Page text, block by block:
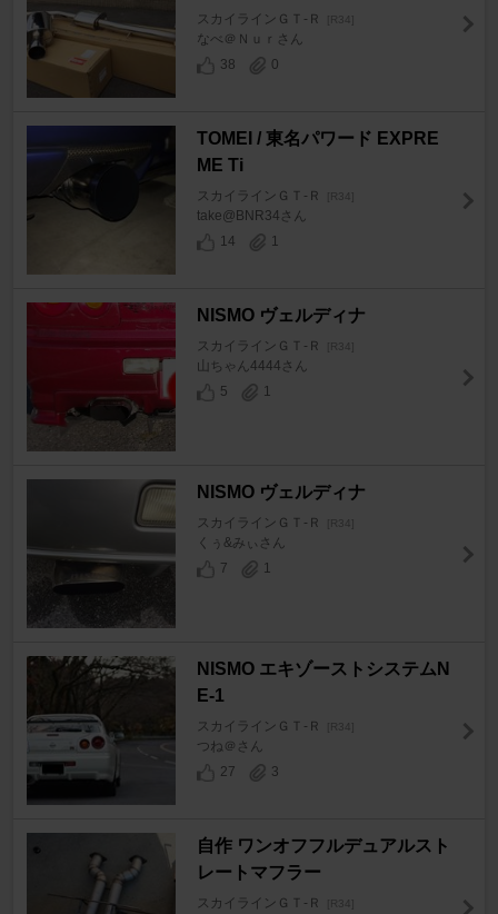
スカイラインＧＴ‐Ｒ [R34]
なべ＠Ｎｕｒさん
38
0
TOMEI / 東名パワード EXPRE
ME Ti
スカイラインＧＴ‐Ｒ [R34]
take@BNR34さん
14
1
NISMO ヴェルディナ
スカイラインＧＴ‐Ｒ [R34]
山ちゃん4444さん
5
1
NISMO ヴェルディナ
スカイラインＧＴ‐Ｒ [R34]
くぅ&みぃさん
7
1
NISMO エキゾーストシステムN
E-1
スカイラインＧＴ‐Ｒ [R34]
つね＠さん
27
3
自作 ワンオフフルデュアルスト
レートマフラー
スカイラインＧＴ‐Ｒ [R34]